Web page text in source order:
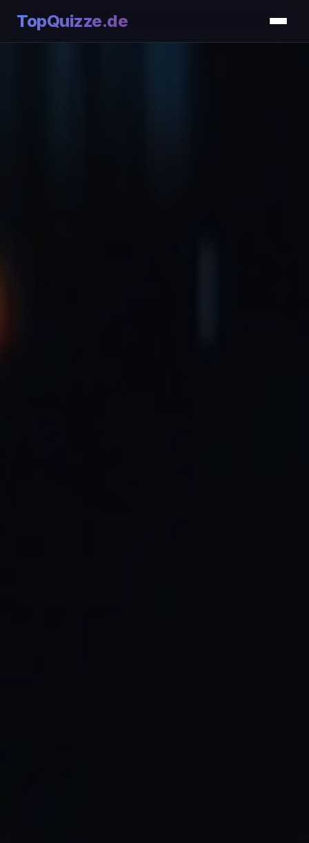
TopQuizze.de